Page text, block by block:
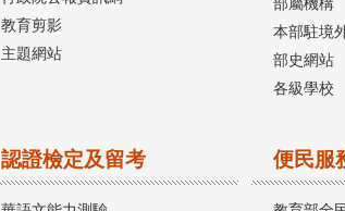
教育剪影
主題網站
本部駐境
部史網站
各級學校
認證檢定及留考 便民服